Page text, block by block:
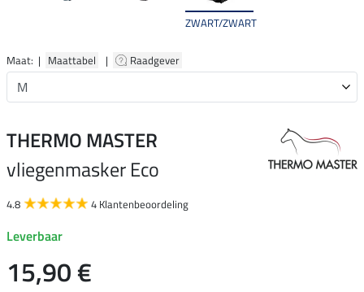
ZWART/ZWART
Maat: | Maattabel | Raadgever
THERMO MASTER
vliegenmasker Eco
4.8 4 Klantenbeoordeling
Leverbaar
15,90 €